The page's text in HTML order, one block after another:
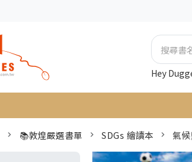
Hey
📚敦煌嚴選書單 SDGs 繪讀本 氣